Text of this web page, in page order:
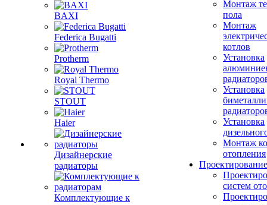
BAXI
Federica Bugatti
Protherm
Royal Thermo
STOUT
Haier
Дизайнерские
радиаторы
Комплектующие к
Монтаж
пола
Монтаж
котлов
Установка
Установка
Установка
Монтаж
отопления
Проектирование
систем